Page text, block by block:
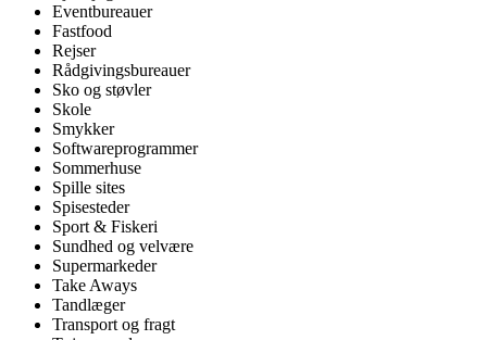
Eventbureauer
Fastfood
Rejser
Rådgivingsbureauer
Sko og støvler
Skole
Smykker
Softwareprogrammer
Sommerhuse
Spille sites
Spisesteder
Sport & Fiskeri
Sundhed og velvære
Supermarkeder
Take Aways
Tandlæger
Transport og fragt